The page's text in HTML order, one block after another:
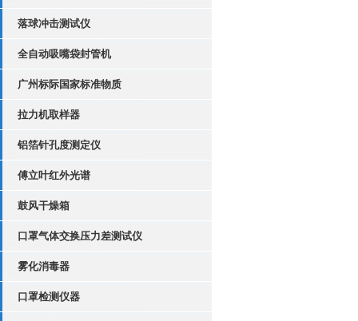
落球冲击测试仪
全自动吸嘴袋封管机
广州标际国家标准物质
拉力机取样器
铝箔针孔度测定仪
傅立叶红外光谱
鼓风干燥箱
口罩气体交换压力差测试仪
雾化消毒器
口罩检测仪器